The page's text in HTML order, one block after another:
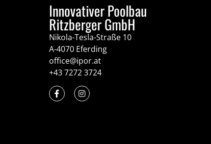
Innovativer Poolbau
Ritzberger GmbH
Nikola-Tesla-Straße 10
A-4070 Eferding
office@ipor.at
+43 7272 3724